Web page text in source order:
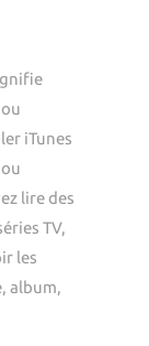
iTunes
lire des
TV,
les
album,